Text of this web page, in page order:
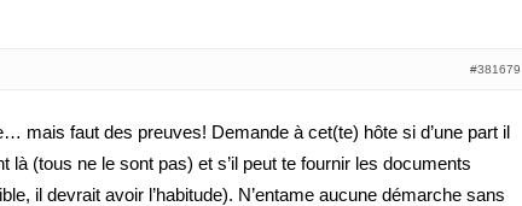
#381679
mais faut des preuves! Demande à cet(te) hôte si d’une part il
là (tous ne le sont pas) et s’il peut te fournir les documents
il devrait avoir l’habitude). N’entame aucune démarche sans